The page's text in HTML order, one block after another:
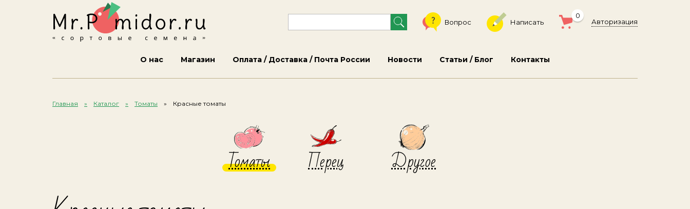
Вопрос Написать
0
Авторизация
О нас Магазин Оплата / Доставка / Почта России Новости Статьи / Блог Контакты
Главная Каталог Томаты Красные томаты
Томаты Перец Другое